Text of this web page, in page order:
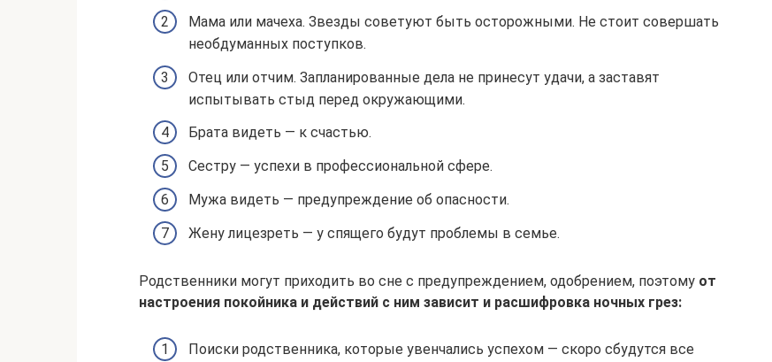
Мама или мачеха. Звезды советуют быть осторожными. Не стоит совершать
необдуманных поступков.
Отец или отчим. Запланированные дела не принесут удачи, а заставят
испытывать стыд перед окружающими.
Брата видеть — к счастью.
Сестру — успехи в профессиональной сфере.
Мужа видеть — предупреждение об опасности.
Жену лицезреть — у спящего будут проблемы в семье.
Родственники могут приходить во сне с предупреждением, одобрением, поэтому от
настроения покойника и действий с ним зависит и расшифровка ночных грез:
Поиски родственника, которые увенчались успехом — скоро сбудутся все